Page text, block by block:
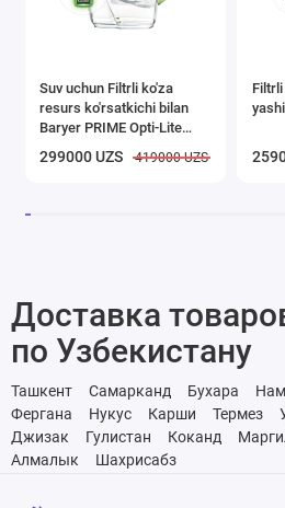
Suv uchun Filtrli ko'za
resurs ko'rsatkichi bilan
Baryer PRIME Opti-Lite
yashil olma, 4,2l
299000 UZS 419000 UZS
Filtrli
Доставка
по Узбекистану
Ташкент Самарканд Бухара
Фергана
Нукус Карши Термез
Джизак
Гулистан Коканд
Алмалык
Шахрисабз